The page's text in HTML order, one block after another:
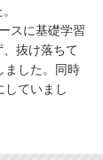
スに基礎学習
抜け落ちて
ました。同時
していまし